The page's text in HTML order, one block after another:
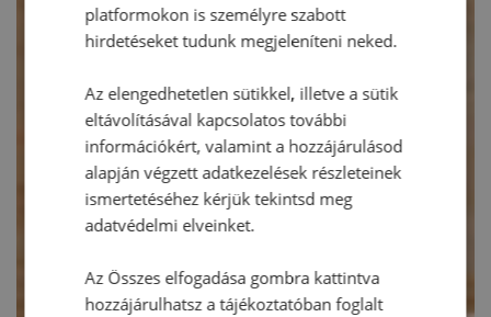
platformokon is személyre szabott
hirdetéseket tudunk megjeleníteni neked.
Az elengedhetetlen sütikkel, illetve a sütik
eltávolításával kapcsolatos további
információkért, valamint a hozzájárulásod
alapján végzett adatkezelések részleteinek
ismertetéséhez kérjük tekintsd meg
adatvédelmi elveinket.
Az Összes elfogadása gombra kattintva
hozzájárulhatsz a tájékoztatóban foglalt